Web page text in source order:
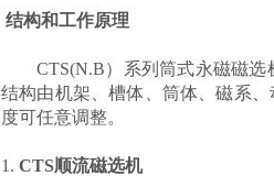
结构和工作原理
CTS(N.B）系列筒式永磁磁
结构由机架、槽体、筒体、磁系
度可任意调整。
1. CTS顺流磁选机